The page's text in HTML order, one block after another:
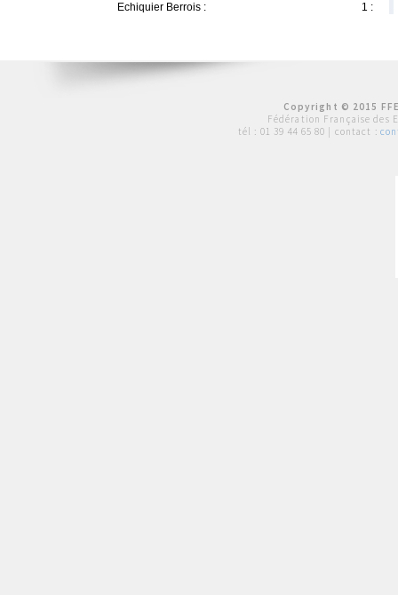
Echiquier Berrois :
1 :
Copyright © 2015
Fédération Française des
tél : 01 39 44 65 80 | contact :